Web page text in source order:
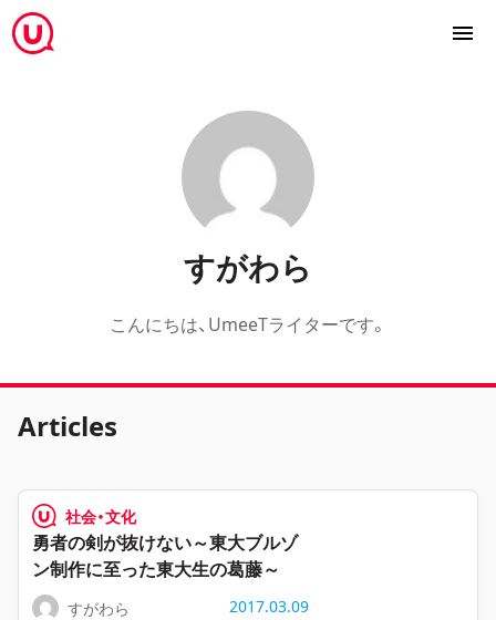
すがわら
こんにちは、UmeeTライターです。
Articles
社会・文化
勇者の剣が抜けない～東大ブルゾ
ン制作に至った東大生の葛藤～
すがわら 2017.03.09